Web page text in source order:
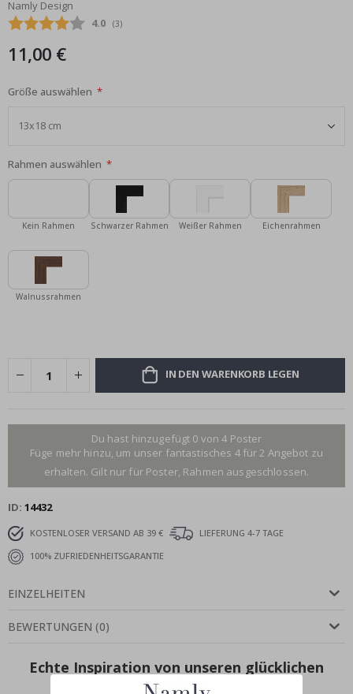
Bildgalerie
springen
Namly Design
Durchschnittliche Bewertung:
4.0 (abgegebene bewertungen:
3)
11,00 €
Größe auswählen
Rahmen auswählen
Kein Rahmen Schwarzer Rahmen Weißer Rahmen Eichenrahmen
Walnussrahmen
IN DEN WARENKORB LEGEN
Du hast hinzugefügt 0 von 4 Poster
Füge mehr hinzu, um unser fantastisches 4 für 2 Angebot zu
erhalten. Gilt nur für Poster, Rahmen ausgeschlossen.
ID 14432
KOSTENLOSER VERSAND AB 39 €
LIEFERUNG 4-7 TAGE
100% ZUFRIEDENHEITSGARANTIE
EINZELHEITEN
BEWERTUNGEN (0)
Echte Inspiration von unseren glücklichen
Kunden!